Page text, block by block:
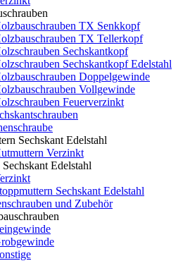
TX Senkkopf
TX Tellerkopf
Sechskantkopf
Sechskantkopf Edelstahl
Doppelgewinde
Vollgewinde
Feuerverzinkt
Sechskant Edelstahl
Verzinkt
Edelstahl
Sechskant Edelstahl
und Zubehör